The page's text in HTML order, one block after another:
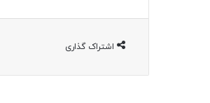
اشتراک گذاری